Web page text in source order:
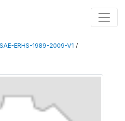
ERHS-1989-2009-V1 /